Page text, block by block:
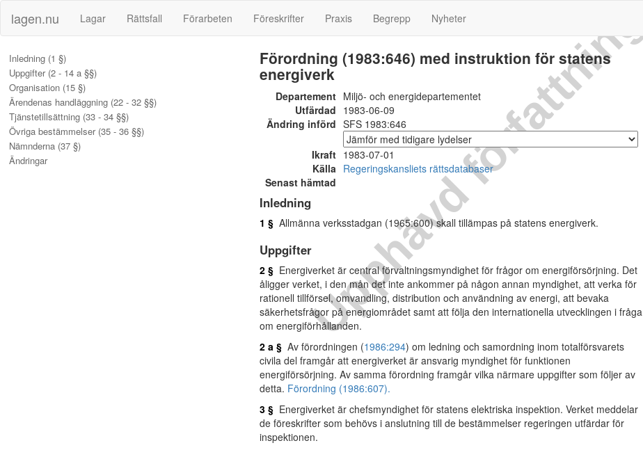
lagen.nu Lagar Rättsfall Förarbeten Föreskrifter Praxis Begrepp Nyheter
Inledning (1 §)
Uppgifter (2 - 14 a §§)
Organisation (15 §)
Ärendenas handläggning (22 - 32 §§)
Tjänstetillsättning (33 - 34 §§)
Övriga bestämmelser (35 - 36 §§)
Nämnderna (37 §)
Ändringar
Upphävd författning
Förordning (1983:646) med instruktion för statens
energiverk
Departement Miljö- och energidepartementet
Utfärdad 1983-06-09
Ändring införd SFS 1983:646
Ikraft 1983-07-01
Källa Regeringskansliets rättsdatabaser
Senast hämtad
Inledning
1 § Allmänna verksstadgan (1965:600) skall tillämpas på statens energiverk.
Uppgifter
2 § Energiverket är central förvaltningsmyndighet för frågor om energiförsörjning. Det
åligger verket, i den mån det inte ankommer på någon annan myndighet, att verka för
rationell tillförsel, omvandling, distribution och användning av energi, att bevaka
säkerhetsfrågor på energiområdet samt att följa den internationella utvecklingen i fråga
om energiförhållanden.
2 a § Av förordningen (1986:294) om ledning och samordning inom totalförsvarets
civila del framgår att energiverket är ansvarig myndighet för funktionen
energiförsörjning. Av samma förordning framgår vilka närmare uppgifter som följer av
detta. Förordning (1986:607).
3 § Energiverket är chefsmyndighet för statens elektriska inspektion. Verket meddelar
de föreskrifter som behövs i anslutning till de bestämmelser regeringen utfärdar för
inspektionen.